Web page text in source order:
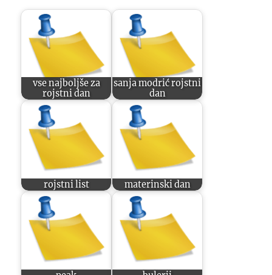
vse najboljše za
rojstni dan
sanja modrić rojstni
dan
rojstni list materinski dan